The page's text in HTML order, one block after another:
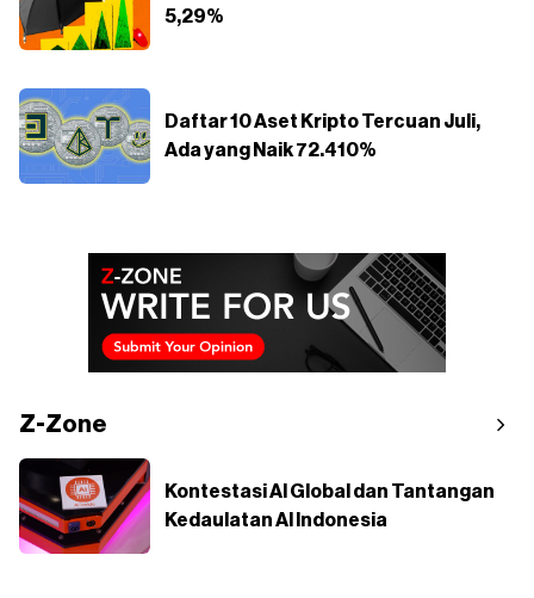
5,29%
Daftar 10 Aset Kripto Tercuan Juli,
Ada yang Naik 72.410%
Z-Zone
Kontestasi AI Global dan Tantangan
Kedaulatan AI Indonesia